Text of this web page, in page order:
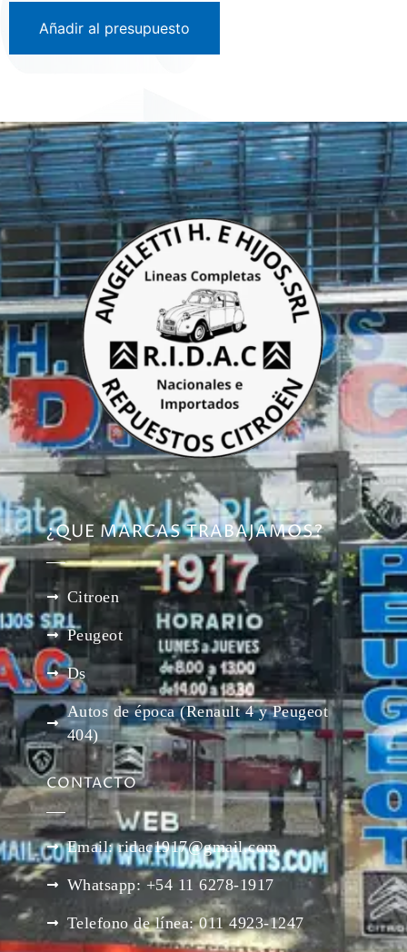
Añadir al presupuesto
¿QUE MARCAS TRABAJAMOS?
Citroen
Peugeot
Ds
Autos de época (Renault 4 y Peugeot
404)
CONTACTO
Email: ridac1917@gmail.com
Whatsapp: +54 11 6278-1917
Telefono de línea: 011 4923-1247